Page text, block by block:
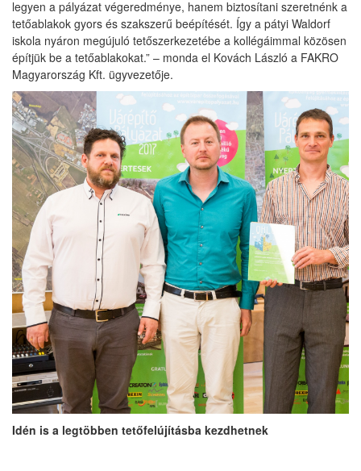
legyen a pályázat végeredménye, hanem biztosítani szeretnénk a
tetőablakok gyors és szakszerű beépítését. Így a pátyi Waldorf
iskola nyáron megújuló tetőszerkezetébe a kollégáimmal közösen
építjük be a tetőablakokat.” – monda el Kovách László a FAKRO
Magyarország Kft. ügyvezetője.
Idén is a legtöbben tetőfelújításba kezdhetnek